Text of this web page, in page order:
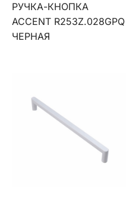
РУЧКА-КНОПКА
ACCENT R253Z.028GPQ
ЧЕРНАЯ